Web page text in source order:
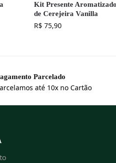
Kit Presente
de Cerejeira Vanilla
R$75,90
Parcelado
até 10x no Cartão